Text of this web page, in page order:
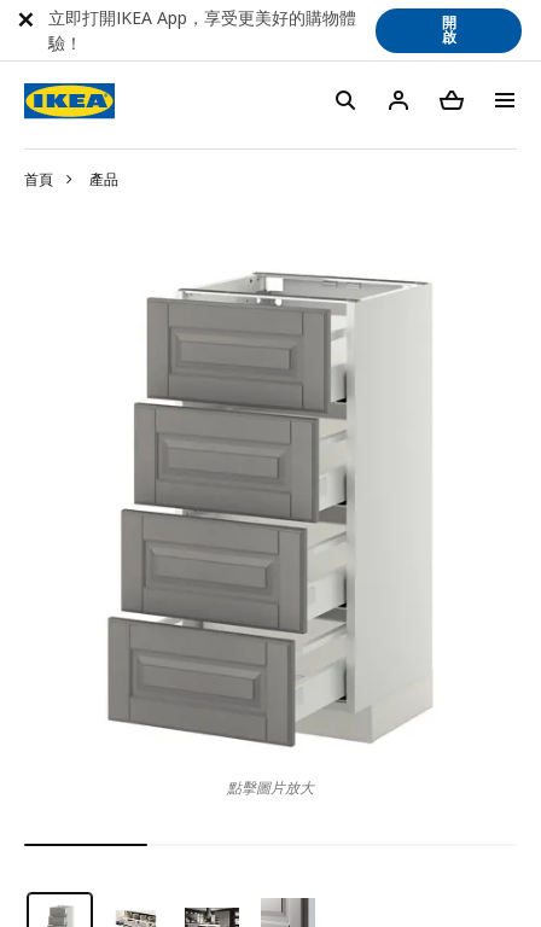
首頁 產品
點擊圖片放大
立即打開IKEA App，享受更美好的購物體
驗！
開
啟